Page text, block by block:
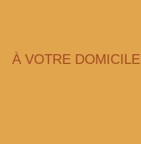
À VOTRE DOMICILE